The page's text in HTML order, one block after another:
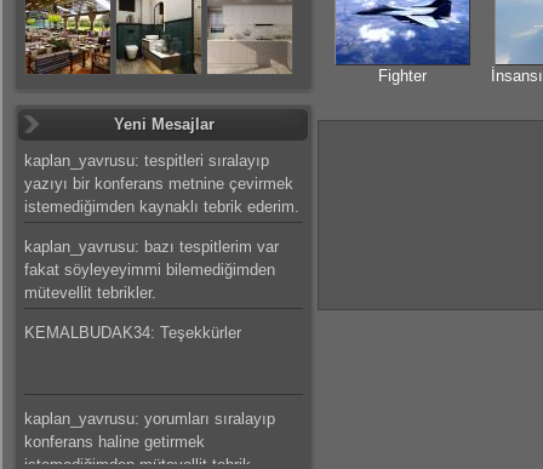
Fighter
Yeni Mesajlar
kaplan_yavrusu: tespitleri sıralayıp
yazıyı bir konferans metnine çevirmek
istemediğimden kaynaklı tebrik ederim.
kaplan_yavrusu: bazı tespitlerim var
fakat söyleyeyimmi bilemediğimden
mütevellit tebrikler.
KEMALBUDAK34: Teşekkürler
kaplan_yavrusu: yorumları sıralayıp
konferans haline getirmek
istemediğimden mütevellit tebrik